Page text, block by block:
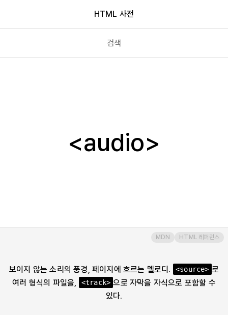
HTML 사전
article
aside
audio
base
bdi
보이지 않는 소리의 풍경, 페이지에 흐르는 멜로디. <source> 로
여러 형식의 파일을,
<track> 으로 자막을 자식으로 포함할 수
있다.
MDN HTML 레퍼런스